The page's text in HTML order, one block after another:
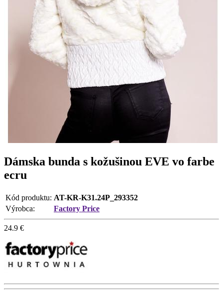
Dámska bunda s kožušinou EVE vo farbe
ecru
Kód produktu: AT-KR-K31.24P_293352
Výrobca:
Factory Price
24.9 €